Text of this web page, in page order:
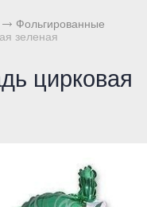
Фольгированные
зеленая
цирковая